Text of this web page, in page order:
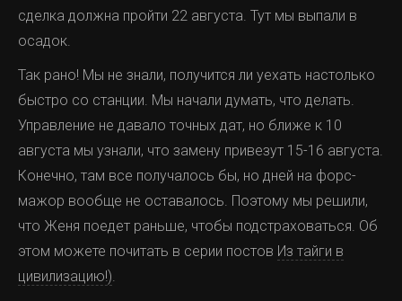
сделка должна пройти 22 августа. Тут мы выпали в
осадок.
Так рано! Мы не знали, получится ли уехать настолько
быстро со станции. Мы начали думать, что делать.
Управление не давало точных дат, но ближе к 10
августа мы узнали, что замену привезут 15-16 августа.
Конечно, там все получалось бы, но дней на форс-
мажор вообще не оставалось. Поэтому мы решили,
что Женя поедет раньше, чтобы подстраховаться. Об
этом можете почитать в серии постов Из тайги в
цивилизацию!).